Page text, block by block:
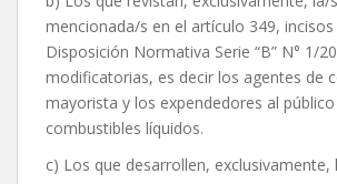
mencionada/s en el artículo 349,
Disposición Normativa Serie “B” N° 1/
modificatorias, es decir los agentes de
mayorista y los expendedores al
combustibles líquidos.
c) Los que desarrollen, exclusivamente,